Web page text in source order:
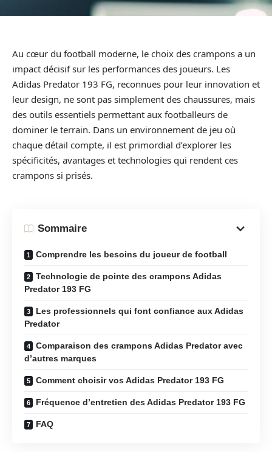
Au cœur du football moderne, le choix des crampons a un
impact décisif sur les performances des joueurs. Les
Adidas Predator 193 FG, reconnues pour leur innovation et
leur design, ne sont pas simplement des chaussures, mais
des outils essentiels permettant aux footballeurs de
dominer le terrain. Dans un environnement de jeu où
chaque détail compte, il est primordial d’explorer les
spécificités, avantages et technologies qui rendent ces
crampons si prisés.
Sommaire
Comprendre les besoins du joueur de football
Technologie de pointe des crampons Adidas
Predator 193 FG
Les professionnels qui font confiance aux Adidas
Predator
Comparaison des crampons Adidas Predator avec
d’autres marques
Comment choisir vos Adidas Predator 193 FG
Fréquence d’entretien des Adidas Predator 193 FG
FAQ